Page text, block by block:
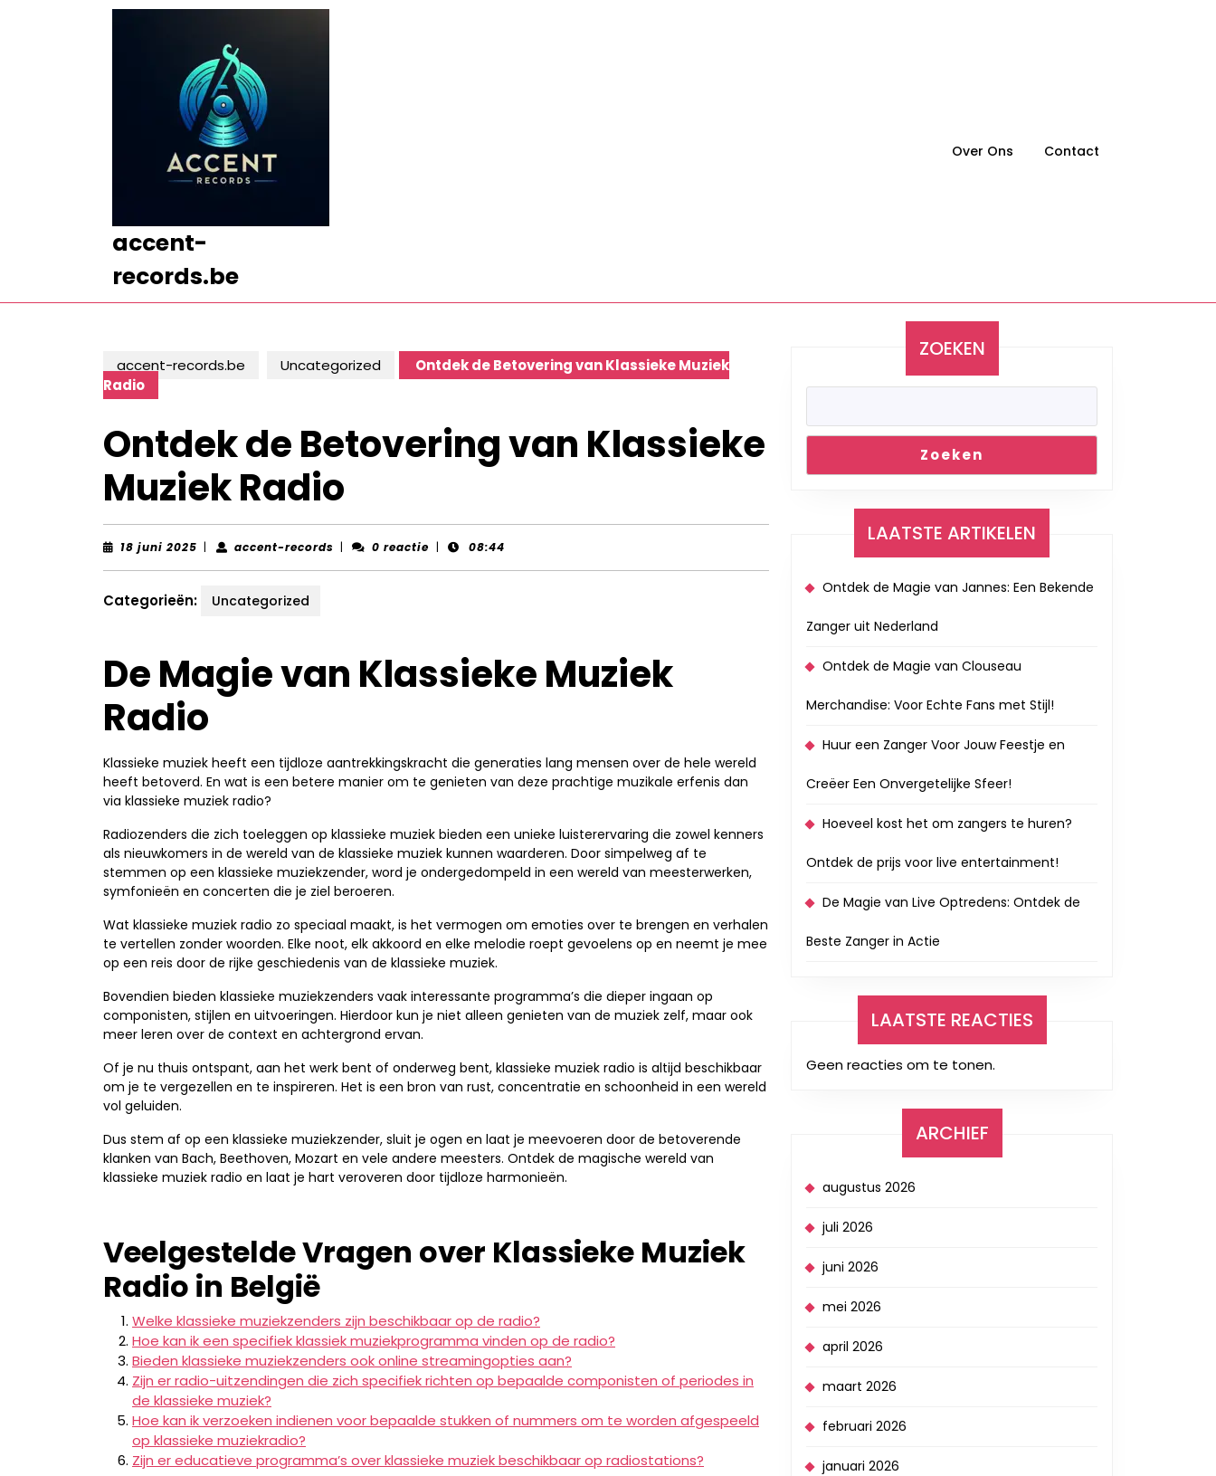
accent-
records.be
Over Ons Contact
accent-records.be Uncategorized
Ontdek de Betovering van Klassieke Muziek
Radio
Ontdek de Betovering van Klassieke
Muziek Radio
18 juni 2025 18| accent-records accent-
| 0 reactie | 08:44
Categorieën: Uncategorized
De Magie van Klassieke Muziek
Radio
Klassieke muziek heeft een tijdloze aantrekkingskracht die generaties lang mensen over de hele wereld
heeft betoverd. En wat is een betere manier om te genieten van deze prachtige muzikale erfenis dan
via klassieke muziek radio?
Radiozenders die zich toeleggen op klassieke muziek bieden een unieke luisterervaring die zowel kenners
als nieuwkomers in de wereld van de klassieke muziek kunnen waarderen. Door simpelweg af te
stemmen op een klassieke muziekzender, word je ondergedompeld in een wereld van meesterwerken,
symfonieën en concerten die je ziel beroeren.
Wat klassieke muziek radio zo speciaal maakt, is het vermogen om emoties over te brengen en verhalen
te vertellen zonder woorden. Elke noot, elk akkoord en elke melodie roept gevoelens op en neemt je mee
op een reis door de rijke geschiedenis van de klassieke muziek.
Bovendien bieden klassieke muziekzenders vaak interessante programma’s die dieper ingaan op
componisten, stijlen en uitvoeringen. Hierdoor kun je niet alleen genieten van de muziek zelf, maar ook
meer leren over de context en achtergrond ervan.
Of je nu thuis ontspant, aan het werk bent of onderweg bent, klassieke muziek radio is altijd beschikbaar
om je te vergezellen en te inspireren. Het is een bron van rust, concentratie en schoonheid in een wereld
vol geluiden.
Dus stem af op een klassieke muziekzender, sluit je ogen en laat je meevoeren door de betoverende
klanken van Bach, Beethoven, Mozart en vele andere meesters. Ontdek de magische wereld van
klassieke muziek radio en laat je hart veroveren door tijdloze harmonieën.
Veelgestelde Vragen over Klassieke Muziek
Radio in België
Welke klassieke muziekzenders zijn beschikbaar op de radio?
Hoe kan ik een specifiek klassiek muziekprogramma vinden op de radio?
Bieden klassieke muziekzenders ook online streamingopties aan?
Zijn er radio-uitzendingen die zich specifiek richten op bepaalde componisten of periodes in
de klassieke muziek?
Hoe kan ik verzoeken indienen voor bepaalde stukken of nummers om te worden afgespeeld
op klassieke muziekradio?
Zijn er educatieve programma’s over klassieke muziek beschikbaar op radiostations?
ZOEKEN
Zoeken
LAATSTE ARTIKELEN
Ontdek de Magie van Jannes: Een Bekende
Zanger uit Nederland
Ontdek de Magie van Clouseau
Merchandise: Voor Echte Fans met Stijl!
Huur een Zanger Voor Jouw Feestje en
Creëer Een Onvergetelijke Sfeer!
Hoeveel kost het om zangers te huren?
Ontdek de prijs voor live entertainment!
De Magie van Live Optredens: Ontdek de
Beste Zanger in Actie
LAATSTE REACTIES
Geen reacties om te tonen.
ARCHIEF
augustus 2026
juli 2026
juni 2026
mei 2026
april 2026
maart 2026
februari 2026
januari 2026